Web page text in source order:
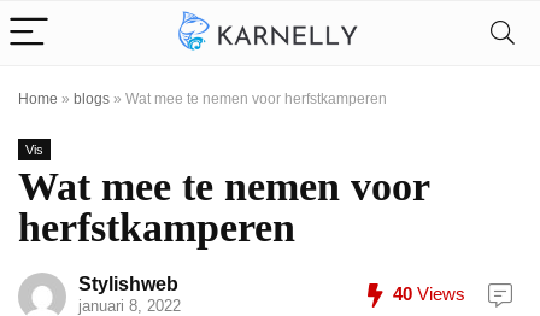
Home » blogs » Wat mee te nemen voor herfstkamperen
Vis
Wat mee te nemen voor
herfstkamperen
Stylishweb
januari 8, 2022
40 Views